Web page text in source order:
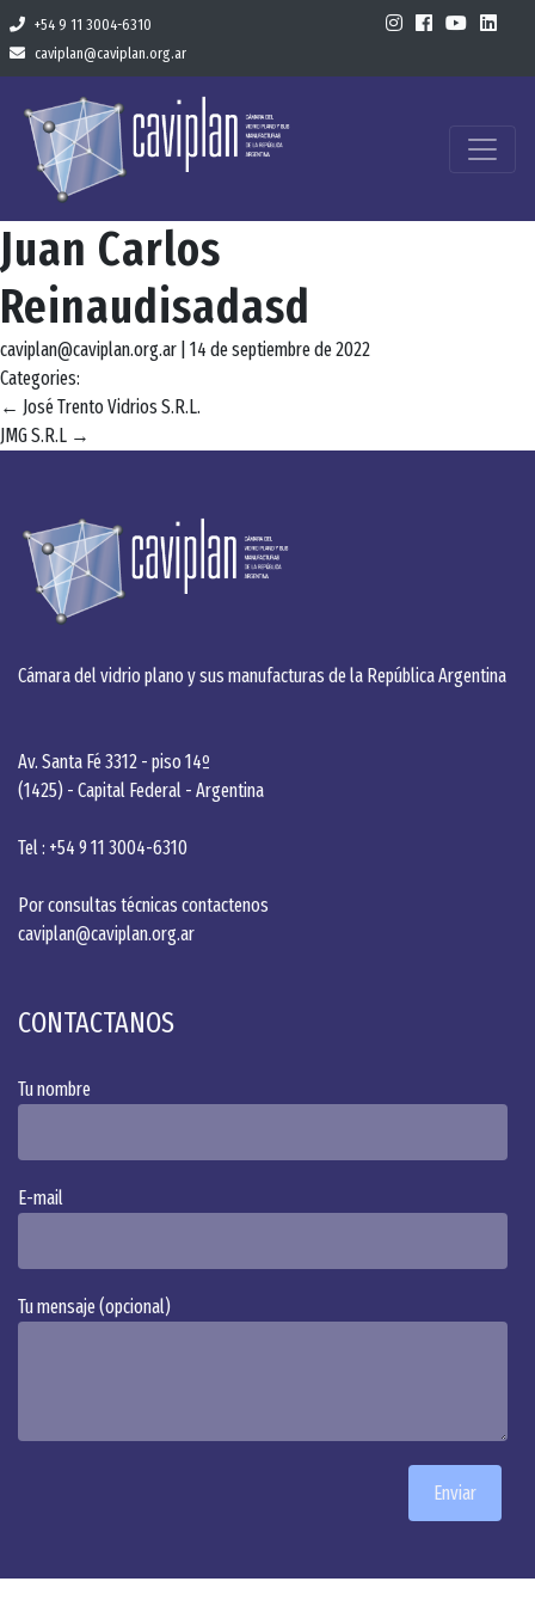
+54 9 11 3004-6310
caviplan@caviplan.org.ar
Juan Carlos
Reinaudisadasd
caviplan@caviplan.org.ar 14 de septiembre de 2022
Categories:
Navegación
de
← José Trento Vidrios S.R.L.
JMG S.R.L →
Cámara del vidrio plano y sus manufacturas de la República Argentina
Av. Santa Fé 3312 - piso 14º
(1425) - Capital Federal - Argentina
Tel : +54 9 11 3004-6310
Por consultas técnicas contactenos
caviplan@caviplan.org.ar
CONTACTANOS
Tu nombre
E-mail
Tu mensaje (opcional)
Alternative: